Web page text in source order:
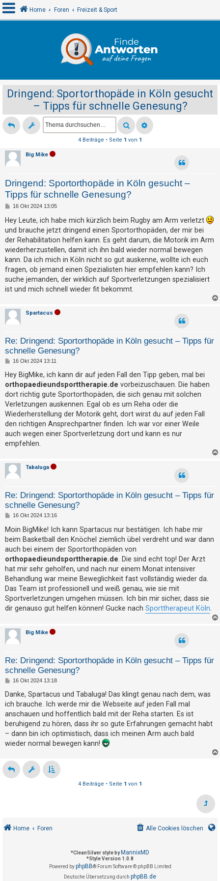
e
l
e
n
e
g
i
s
t
r
i
e
r
e
n
b
e
a
n
t
w
o
r
t
t
T
h
e
m
e
n
A
k
t
v
T
h
e
m
e
n
S
u
c
F
Home Foren Freizeit & Sport
Dringend: Sportorthopäde in Köln gesucht
– Tipps für schnelle Genesung?
4 Beiträge • Seite 1 von 1
Big Mike
Dringend: Sportorthopäde in Köln gesucht –
Tipps für schnelle Genesung?
B
i
t
r
a
g
16 Okt 2024 13:05
Hey Leute, ich habe mich kürzlich beim Rugby am Arm verletzt
und brauche jetzt dringend einen Sportorthopäden, der mir bei
der Rehabilitation helfen kann. Es geht darum, die Motorik im Arm
wiederherzustellen, damit ich ihn bald wieder normal bewegen
kann. Da ich mich in Köln nicht so gut auskenne, wollte ich euch
fragen, ob jemand einen Spezialisten hier empfehlen kann? Ich
suche jemanden, der wirklich auf Sportverletzungen spezialisiert
ist und mich schnell wieder fit bekommt.
Spartacus
Re: Dringend: Sportorthopäde in Köln gesucht – Tipps für
schnelle Genesung?
B
i
r
a
g
16 Okt 2024 13:11
Hey BigMike, ich kann dir auf jeden Fall den Tipp geben, mal bei
orthopaedieundsporttherapie.de vorbeizuschauen. Die haben
dort richtig gute Sportorthopäden, die sich genau mit solchen
Verletzungen auskennen. Egal ob es um Reha oder die
Wiederherstellung der Motorik geht, dort wirst du auf jeden Fall
den richtigen Ansprechpartner finden. Ich war vor einer Weile
auch wegen einer Sportverletzung dort und kann es nur
empfehlen.
Tabaluga
Re: Dringend: Sportorthopäde in Köln gesucht – Tipps für
schnelle Genesung?
B
i
t
r
a
g
16 Okt 2024 13:16
Moin BigMike! Ich kann Spartacus nur bestätigen. Ich habe mir
beim Basketball den Knöchel ziemlich übel verdreht und war dann
auch bei einem der Sportorthopäden von
orthopaedieundsporttherapie.de . Die sind echt top! Der Arzt
hat mir sehr geholfen, und nach nur einem Monat intensiver
Behandlung war meine Beweglichkeit fast vollständig wieder da.
Das Team ist professionell und weiß genau, wie sie mit
Sportverletzungen umgehen müssen. Ich bin mir sicher, dass sie
dir genauso gut helfen können! Gucke nach Sporttherapeut Köln
Big Mike
Re: Dringend: Sportorthopäde in Köln gesucht – Tipps für
schnelle Genesung?
B
i
r
a
g
16 Okt 2024 13:18
Danke, Spartacus und Tabaluga! Das klingt genau nach dem, was
ich brauche. Ich werde mir die Webseite auf jeden Fall mal
anschauen und hoffentlich bald mit der Reha starten. Es ist
beruhigend zu hören, dass ihr so gute Erfahrungen gemacht habt
– dann bin ich optimistisch, dass ich meinen Arm auch bald
wieder normal bewegen kann!
4 Beiträge • Seite 1 von 1
Home Foren Alle Cookies löschen
*CleanSilver style by MannixMD
*Style Version 1.0.8
Powered byphpBB® Forum Software © phpBB Limited
Deutsche Übersetzung durch phpBB.de